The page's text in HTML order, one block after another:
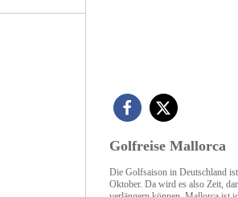
Golfreise Mallorca
Die Golfsaison in Deutschland
Oktober. Da wird es also Zeit,